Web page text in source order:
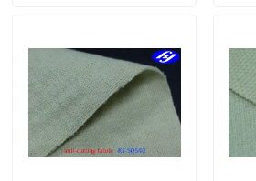
Videos
Over ons